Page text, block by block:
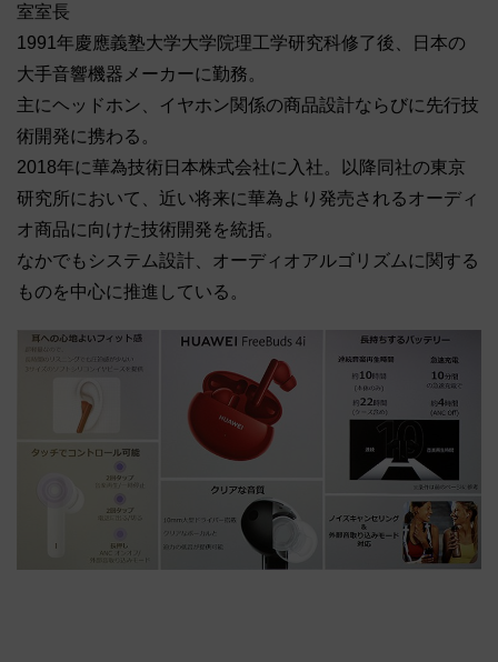
室室長
1991年慶應義塾大学大学院理工学研究科修了後、日本の
大手音響機器メーカーに勤務。
主にヘッドホン、イヤホン関係の商品設計ならびに先行技
術開発に携わる。
2018年に華為技術日本株式会社に入社。以降同社の東京
研究所において、近い将来に華為より発売されるオーディ
オ商品に向けた技術開発を統括。
なかでもシステム設計、オーディオアルゴリズムに関する
ものを中心に推進している。